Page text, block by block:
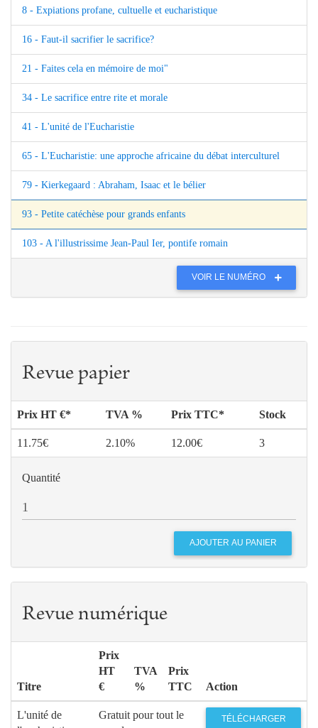
8 - Expiations profane, cultuelle et eucharistique
16 - Faut-il sacrifier le sacrifice?
21 - Faites cela en mémoire de moi"
34 - Le sacrifice entre rite et morale
41 - L'unité de l'Eucharistie
65 - L'Eucharistie: une approche africaine du débat interculturel
79 - Kierkegaard : Abraham, Isaac et le bélier
93 - Petite catéchèse pour grands enfants
103 - A l'illustrissime Jean-Paul Ier, pontife romain
VOIR LE NUMÉRO
Revue papier
Prix HT €* TVA % Prix TTC* Stock
11.75€ 2.10% 12.00€ 3
Quantité
Revue numérique
Titre
Prix
HT
€
TVA
%
Prix
TTC
Action
L'unité de
Gratuit pour tout le
TÉLÉCHARGER